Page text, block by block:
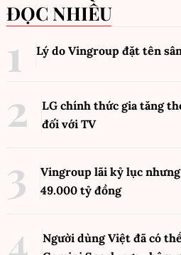
ĐỌC NHIỀU
Lý do Vingroup đặt tên
LG chính thức gia tăng
đối với TV
Vingroup lãi kỷ lục
49.000 tỷ đồng
Người dùng Việt đã có